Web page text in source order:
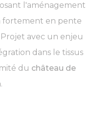
l'aménagement
fortement en pente
avec un enjeu
dans le tissus
du château de
.